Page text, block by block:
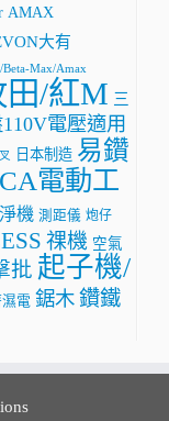
AMAX
大有
Max/Amax
/紅M 三
電壓適用
日本制造 易鑽
電動工
淨機 測距儀 炮仔
祼機 空氣
批 起子機/
電 鋸木 鑽鐵